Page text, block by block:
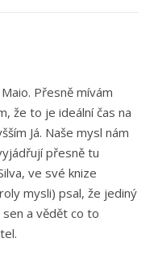
Přesně mívám
že to je ideální čas na
Já. Naše mysl nám
přesně tu
ve své knize
mysli) psal, že jediný
a vědět co to